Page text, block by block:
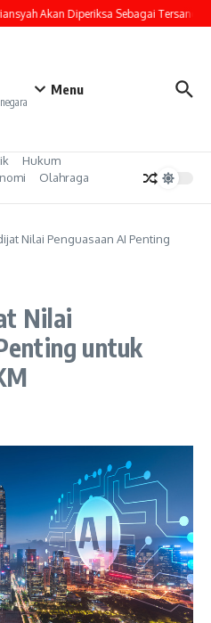
Akan Diperiksa Sebagai Tersangka
Menu
Hukum
Olahraga
Nilai Penguasaan AI Penting
Nilai
untuk